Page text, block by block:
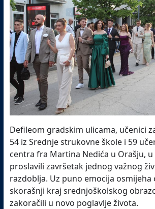
Defileom gradskim ulicama, učenici
54 iz Srednje strukovne škole i 59
centra fra Martina Nedića u Orašju, u
proslavili završetak jednog važnog
razdoblja. Uz puno emocija osmijeha
skorašnji kraj srednjoškolskog
zakoračili u novo poglavlje života.